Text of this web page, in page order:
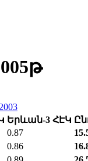
2003
Երևան-3 ՀԷԿ
0.87
0.86